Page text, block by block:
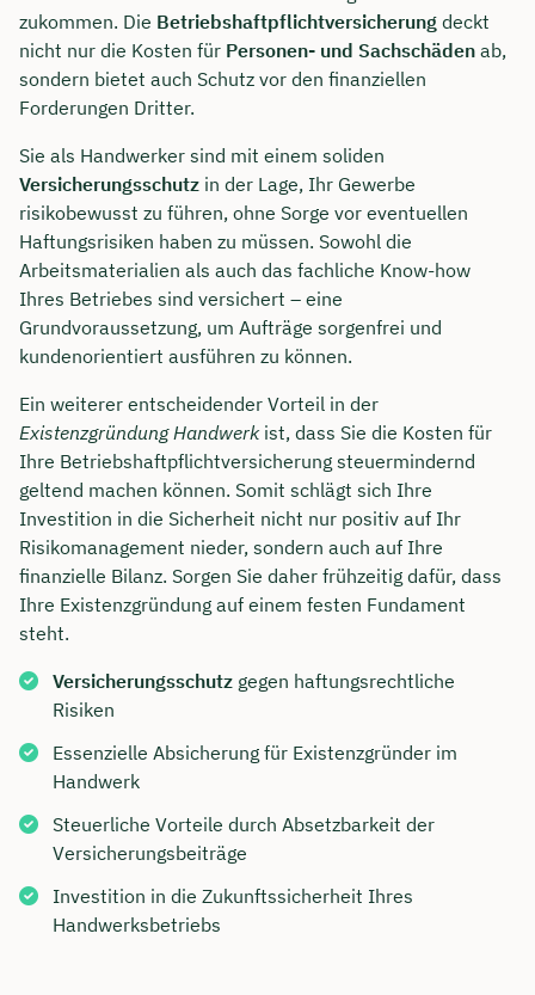
zukommen. Die Betriebshaftpflichtversicherung deckt
nicht nur die Kosten für Personen- und Sachschäden ab,
sondern bietet auch Schutz vor den finanziellen
Forderungen Dritter.
Sie als Handwerker sind mit einem soliden
Versicherungsschutz in der Lage, Ihr Gewerbe
risikobewusst zu führen, ohne Sorge vor eventuellen
Haftungsrisiken haben zu müssen. Sowohl die
Arbeitsmaterialien als auch das fachliche Know-how
Ihres Betriebes sind versichert – eine
Grundvoraussetzung, um Aufträge sorgenfrei und
kundenorientiert ausführen zu können.
Ein weiterer entscheidender Vorteil in der
Existenzgründung Handwerkist, dass Sie die Kosten für
Ihre Betriebshaftpflichtversicherung steuermindernd
geltend machen können. Somit schlägt sich Ihre
Investition in die Sicherheit nicht nur positiv auf Ihr
Risikomanagement nieder, sondern auch auf Ihre
finanzielle Bilanz. Sorgen Sie daher frühzeitig dafür, dass
Ihre Existenzgründung auf einem festen Fundament
steht.
Versicherungsschutz gegen haftungsrechtliche
Risiken
Essenzielle Absicherung für Existenzgründer im
Handwerk
Steuerliche Vorteile durch Absetzbarkeit der
Versicherungsbeiträge
Investition in die Zukunftssicherheit Ihres
Handwerksbetriebs